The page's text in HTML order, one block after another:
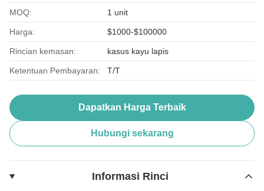
MOQ: 1 unit
Harga: $1000-$100000
Rincian kemasan: kasus kayu lapis
Ketentuan Pembayaran: T/T
Dapatkan Harga Terbaik
Hubungi sekarang
Informasi Rinci